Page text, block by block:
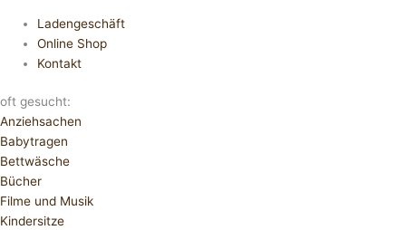
Ladengeschäft
Online Shop
Kontakt
oft gesucht:
Anziehsachen
Babytragen
Bettwäsche
Bücher
Filme und Musik
Kindersitze